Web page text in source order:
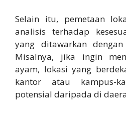
Selain itu, pemetaan
analisis terhadap
yang ditawarkan
Misalnya, jika ingin
ayam, lokasi yang
kantor atau kampus-
potensial daripada di